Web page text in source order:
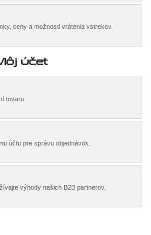
ceny a možnosti vrátenia vstrekov.
účet
tovaru.
účtu pre správu objednávok.
výhody našich B2B partnerov.